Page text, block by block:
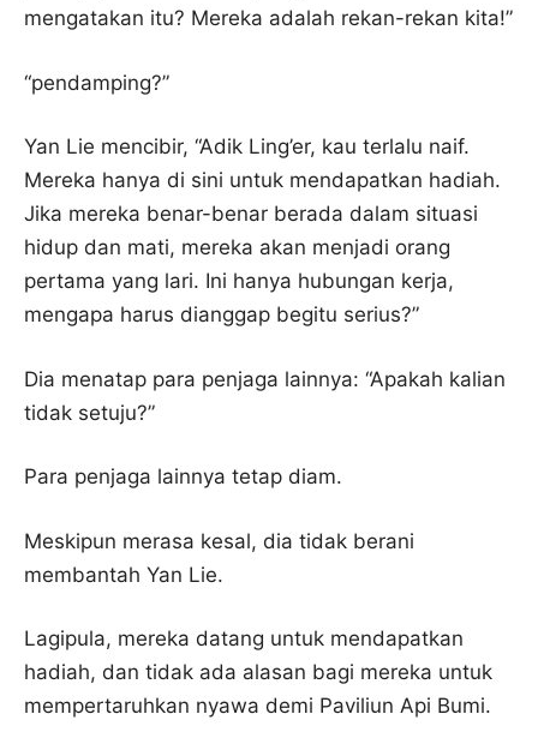
mengatakan itu? Mereka adalah rekan-rekan kita!”
“pendamping?”
Yan Lie mencibir, “Adik Ling’er, kau terlalu naif.
Mereka hanya di sini untuk mendapatkan hadiah.
Jika mereka benar-benar berada dalam situasi
hidup dan mati, mereka akan menjadi orang
pertama yang lari. Ini hanya hubungan kerja,
mengapa harus dianggap begitu serius?”
Dia menatap para penjaga lainnya: “Apakah kalian
tidak setuju?”
Para penjaga lainnya tetap diam.
Meskipun merasa kesal, dia tidak berani
membantah Yan Lie.
Lagipula, mereka datang untuk mendapatkan
hadiah, dan tidak ada alasan bagi mereka untuk
mempertaruhkan nyawa demi Paviliun Api Bumi.